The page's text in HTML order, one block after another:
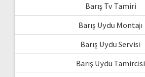
Barış Tv Tamiri
Barış Uydu Montajı
Barış Uydu Servisi
Barış Uydu Tamircisi